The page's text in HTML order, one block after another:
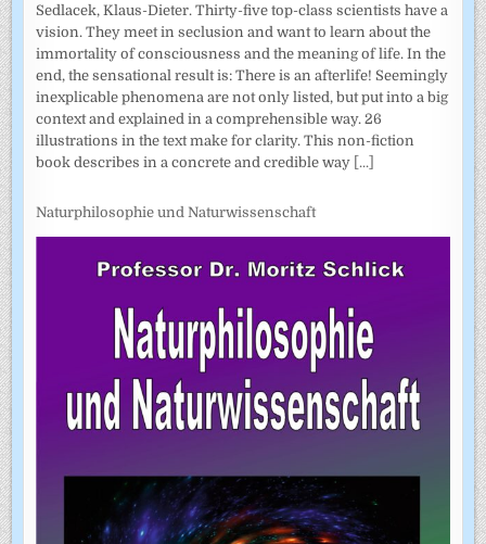
Sedlacek, Klaus-Dieter. Thirty-five top-class scientists have a
vision. They meet in seclusion and want to learn about the
immortality of consciousness and the meaning of life. In the
end, the sensational result is: There is an afterlife! Seemingly
inexplicable phenomena are not only listed, but put into a big
context and explained in a comprehensible way. 26
illustrations in the text make for clarity. This non-fiction
book describes in a concrete and credible way [...]
Naturphilosophie und Naturwissenschaft